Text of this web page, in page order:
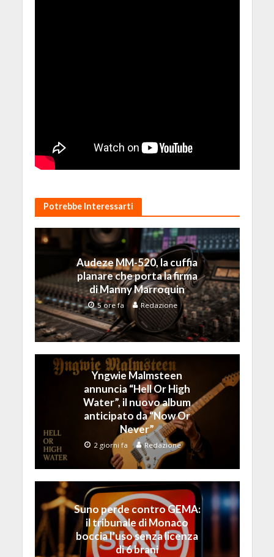
Potrebbe Interessarti
Audeze MM-520, la cuffia
planare che porta la firma
di Manny Marroquin
5 ore fa Redazione
Yngwie Malmsteen
annuncia “Hell Or High
Water”, il nuovo album
anticipato da “Now Or
Never”
2 giorni fa Redazione
Suno perde contro GEMA:
il tribunale di Monaco
boccia l’uso senza licenza
di 6 brani